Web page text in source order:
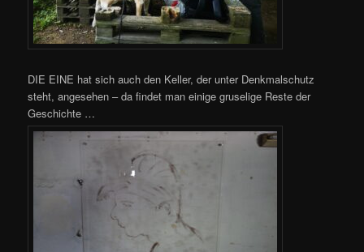
DIE EINE hat sich auch den Keller, der unter Denkmalschutz
steht, angesehen – da findet man einige gruselige Reste der
Geschichte …